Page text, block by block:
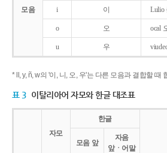
모음 i 이 Lulio
o 오 ocal
u 우
* ll, y, ñ, w의 '이, 니, 오, 우'는 다른 모음과 결합할 때
표 3 이탈리아어 자모와 한글 대조표
자모
한글
모음 앞
자음
앞ㆍ어말